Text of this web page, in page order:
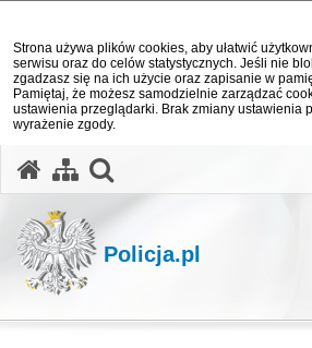
Strona używa plików cookies, aby ułatwić
serwisu oraz do celów statystycznych. Jeśli nie
zgadzasz się na ich użycie oraz zapisanie w
Pamiętaj, że możesz samodzielnie zarządzać
ustawienia przeglądarki. Brak zmiany ustawienia
wyrażenie zgody.
Policja.pl